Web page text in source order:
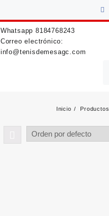
Whatsapp 8184768243
Correo electrónico:
info@tenisdemesagc.com
Inicio Productos